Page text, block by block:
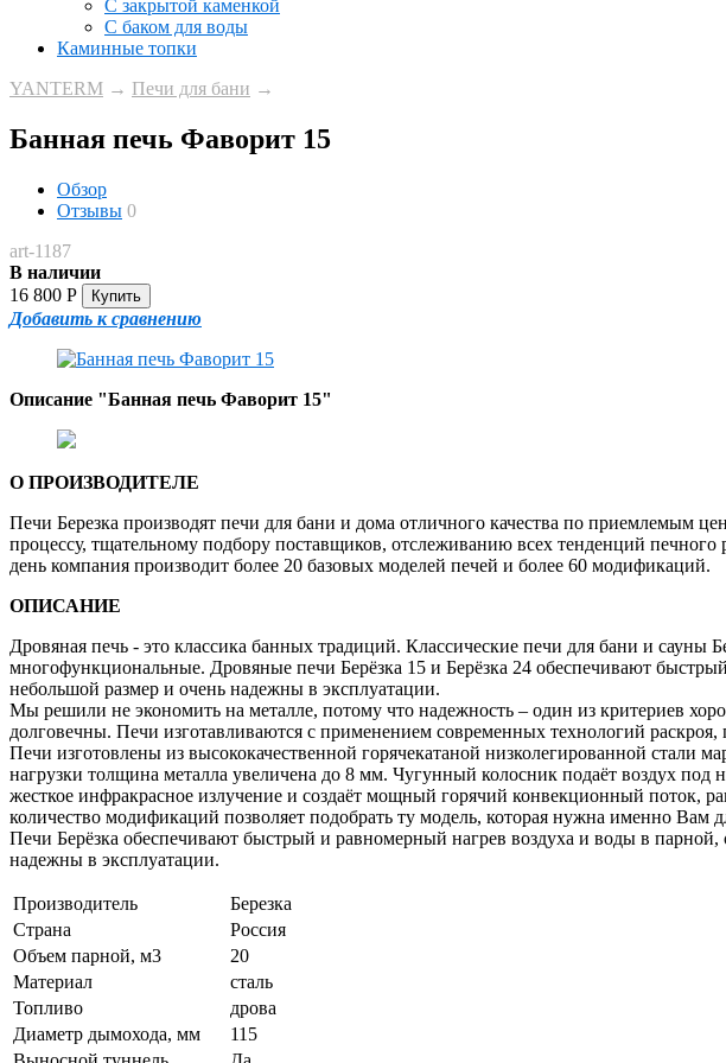
С закрытой каменкой
С баком для воды
Каминные топки
YANTERM → Печи для бани →
Банная печь Фаворит 15
Обзор
Отзывы 0
art-1187
В наличии
16 800 Р
Добавить к сравнению
Описание "Банная печь Фаворит 15"
О ПРОИЗВОДИТЕЛЕ
Печи Березка производят печи для бани и дома отличного качества по приемлемым
процессу, тщательному подбору поставщиков, отслеживанию всех тенденций
день компания производит более 20 базовых моделей печей и более 60 модификаций.
ОПИСАНИЕ
Дровяная печь - это классика банных традиций. Классические печи для бани и сауны
многофункциональные. Дровяные печи Берёзка 15 и Берёзка 24 обеспечивают
небольшой размер и очень надежны в эксплуатации.
Мы решили не экономить на металле, потому что надежность – один из критериев
долговечны. Печи изготавливаются с применением современных технологий
Печи изготовлены из высококачественной горячекатаной низколегированной
нагрузки толщина металла увеличена до 8 мм. Чугунный колосник подаёт воздух
жесткое инфракрасное излучение и создаёт мощный горячий конвекционный
количество модификаций позволяет подобрать ту модель, которая нужна именно Вам
Печи Берёзка обеспечивают быстрый и равномерный нагрев воздуха и воды в
надежны в эксплуатации.
Производитель
Березка
Страна
Россия
Объем парной, м3
20
Материал
сталь
Топливо
дрова
Диаметр дымохода, мм
115